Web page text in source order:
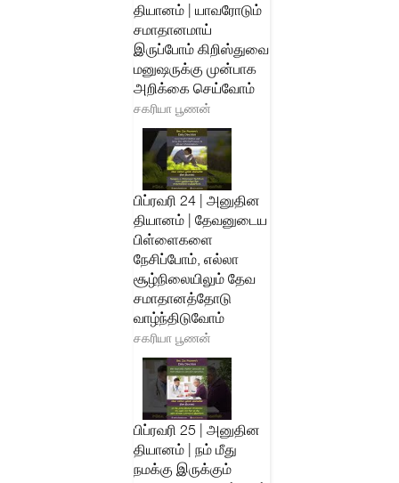
தியானம் | யாவரோடும்
சமாதானமாய்
இருப்போம் கிறிஸ்துவை
மனுஷருக்கு முன்பாக
அறிக்கை செய்வோம்
சகரியா பூணன்
பிப்ரவரி 24 | அனுதின
தியானம் | தேவனுடைய
பிள்ளைகளை
நேசிப்போம், எல்லா
சூழ்நிலையிலும் தேவ
சமாதானத்தோடு
வாழ்ந்திடுவோம்
சகரியா பூணன்
பிப்ரவரி 25 | அனுதின
தியானம் | நம் மீது
நமக்கு இருக்கும்